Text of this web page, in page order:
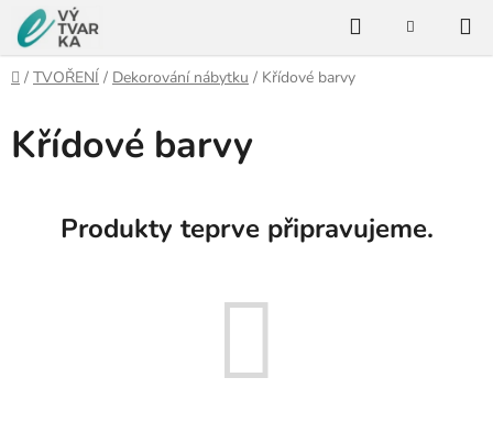
Přejít
na
obsah
HledatNÁKUPNÍ
Domů
/ TVOŘENÍ / Dekorování nábytku / Křídové barvy
Křídové barvy
Produkty teprve připravujeme.